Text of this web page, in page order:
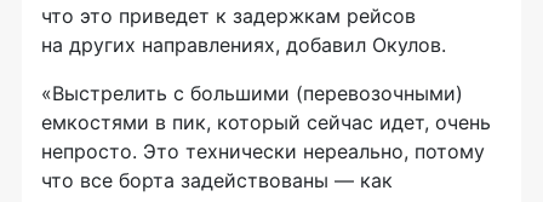
что это приведет к задержкам рейсов
на других направлениях, добавил Окулов.
«Выстрелить с большими (перевозочными)
емкостями в пик, который сейчас идет, очень
непросто. Это технически нереально, потому
что все борта задействованы — как